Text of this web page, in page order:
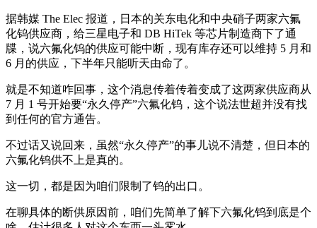
据韩媒 The Elec 报道，日本的关东电化和中央硝子两家六氟
化钨供应商，给三星电子和 DB HiTek 等芯片制造商下了通
牒，说六氟化钨的供应可能中断，现有库存还可以维持 5 月和
6 月的供应，下半年只能听天由命了。
就是不知道咋回事，这个消息传着传着变成了这两家供应商从
7 月 1 号开始要“永久停产”六氟化钨，这个说法世超并没有找
到任何的官方通告。
不过话又说回来，虽然“永久停产”的事儿说不清楚，但日本的
六氟化钨供不上是真的。
这一切，都是因为咱们限制了钨的出口。
在聊具体的断供原因前，咱们先简单了解下六氟化钨到底是个